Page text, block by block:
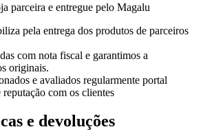
parceira e entregue pelo Magalu
pela entrega dos produtos de parceiros
com nota fiscal e garantimos a
originais.
e avaliados regularmente portal
com os clientes
e devoluções